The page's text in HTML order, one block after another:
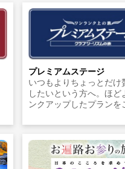
プレミアムステージ
いつもよりちょっとだけ
したいという方へ。ほど
ンクアップしたプランを